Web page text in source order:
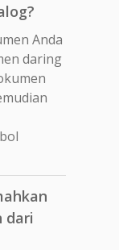
Anda
daring
dari